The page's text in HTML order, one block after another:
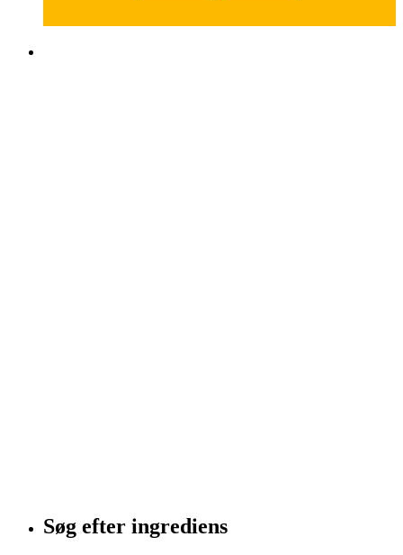
Søg efter ingrediens